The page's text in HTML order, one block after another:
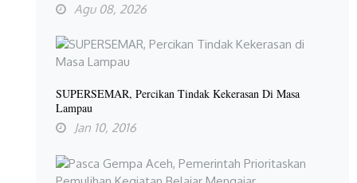
Agu 08, 2026
SUPERSEMAR, Percikan Tindak Kekerasan Di Masa
Lampau
Jan 10, 2016